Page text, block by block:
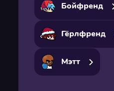
Бойфренд
Гёрлфренд
Мэтт